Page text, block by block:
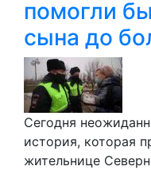
помогли
сына до
Сегодня
история, которая
жительнице